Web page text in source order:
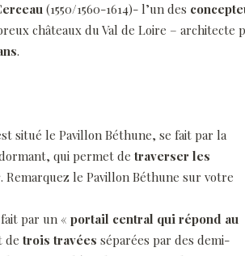
(1550/1560-1614)- l’un des
châteaux du Val de Loire –
.
situé le Pavillon Béthune, se fait par la
qui permet de traverser les
. Remarquez le Pavillon Béthune sur votre
par un « portail central qui répond au
de trois travées séparées par des demi-